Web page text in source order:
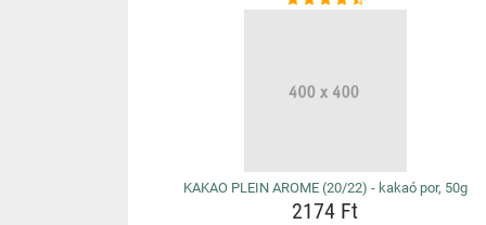
KAKAO PLEIN AROME (20/22) - kakaó por, 50g
2174 Ft